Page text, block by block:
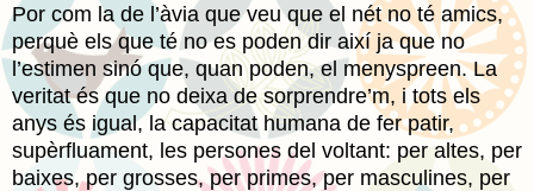
Por com la de l’àvia que veu que el nét no té amics,
perquè els que té no es poden dir així ja que no
l’estimen sinó que, quan poden, el menyspreen. La
veritat és que no deixa de sorprendre’m, i tots els
anys és igual, la capacitat humana de fer patir,
supèrfluament, les persones del voltant: per altes, per
baixes, per grosses, per primes, per masculines, per